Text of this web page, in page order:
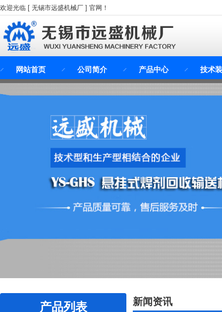
欢迎光临 [ 无锡市远盛机械厂 ] 官网！
网站首页 公司简介 产品中心 技术
产品列表 新闻资讯